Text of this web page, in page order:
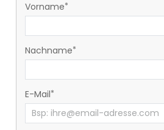
Vorname
Nachname
E-Mail